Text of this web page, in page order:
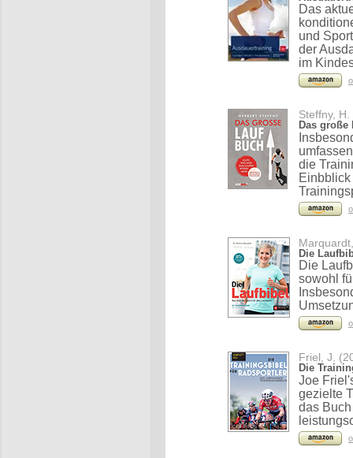
Das
und
der
im
Steffny,
Das große
die
Die
Die
sowohl
Friel, J.
Die
Joe
gezielte
das